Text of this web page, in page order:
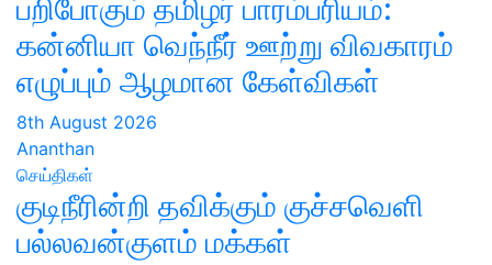
பறிபோகும் தமிழர் பாரம்பரியம்:
கன்னியா வெந்நீர் ஊற்று விவகாரம்
எழுப்பும் ஆழமான கேள்விகள்
8th August 2026
Ananthan
செய்திகள்
குடிநீரின்றி தவிக்கும் குச்சவெளி
பல்லவன்குளம் மக்கள்